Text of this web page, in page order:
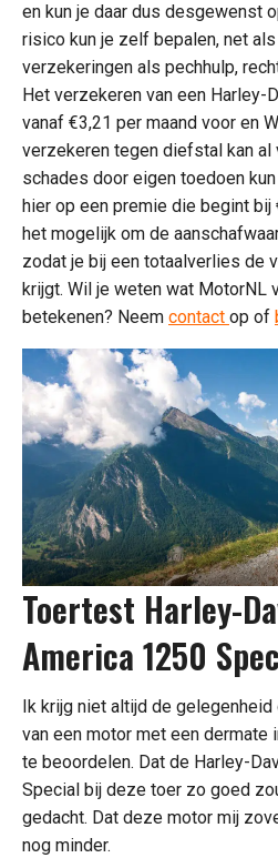
en kun je daar dus desgewenst
risico kun je zelf bepalen, net
verzekeringen als pechhulp,
Het verzekeren van een Harley-
vanaf €3,21 per maand voor en
verzekeren tegen diefstal kan al
schades door eigen toedoen
hier op een premie die begint bij
het mogelijk om de
zodat je bij een totaalverlies de
krijgt. Wil je weten wat MotorNL
betekenen? Neem contact op of
Toertest Harley-
America 1250
Ik krijg niet altijd de
van een motor met een
te beoordelen. Dat de Harley-
Special bij deze toer zo goed
gedacht. Dat deze motor mij
nog minder.